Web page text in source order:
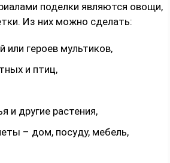
поделки являются овощи,
Из них можно сделать:
или героев мультиков,
и птиц,
и другие растения,
– дом, посуду, мебель,